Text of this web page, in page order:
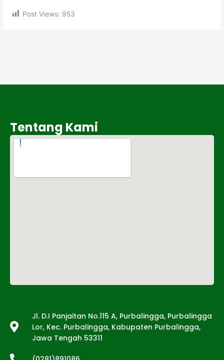
Post Views: 953
Tentang Kami
Jl. D.I Panjaitan No.115 A, Purbalingga, Purbalingga
Lor, Kec. Purbalingga, Kabupaten Purbalingga,
Jawa Tengah 53311